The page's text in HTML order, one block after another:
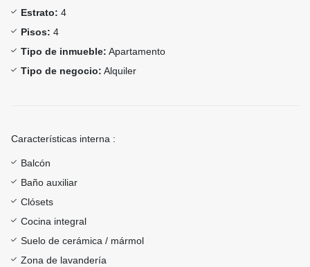
Estrato: 4
Pisos: 4
Tipo de inmueble: Apartamento
Tipo de negocio: Alquiler
Características interna :
Balcón
Baño auxiliar
Clósets
Cocina integral
Suelo de cerámica / mármol
Zona de lavandería